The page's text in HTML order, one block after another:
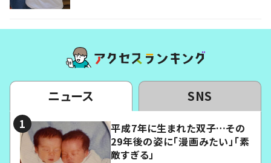
ニュース SNS
平成7年に生まれた双子…その
29年後の姿に「漫画みたい」「素
敵すぎる」